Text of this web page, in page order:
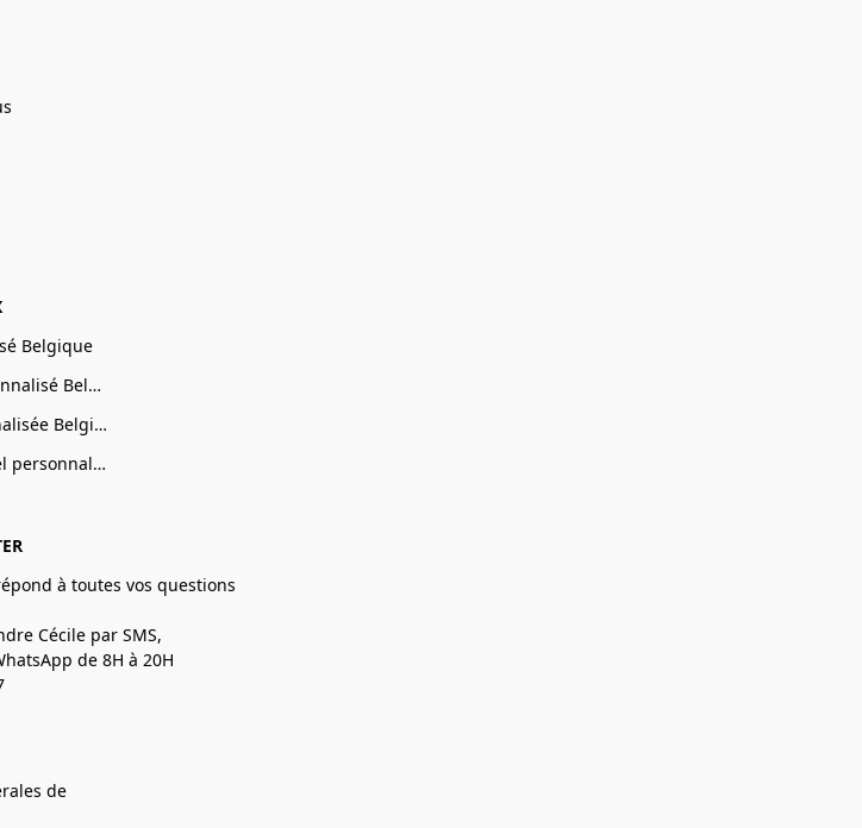
Belgique
Porte-clés personnalisé Belgique
Gourde personnalisée Belgique
Cadeaux de Noël personnalisé Belgique
à toutes vos questions
Cécile par SMS,
de 8H à 20H
de